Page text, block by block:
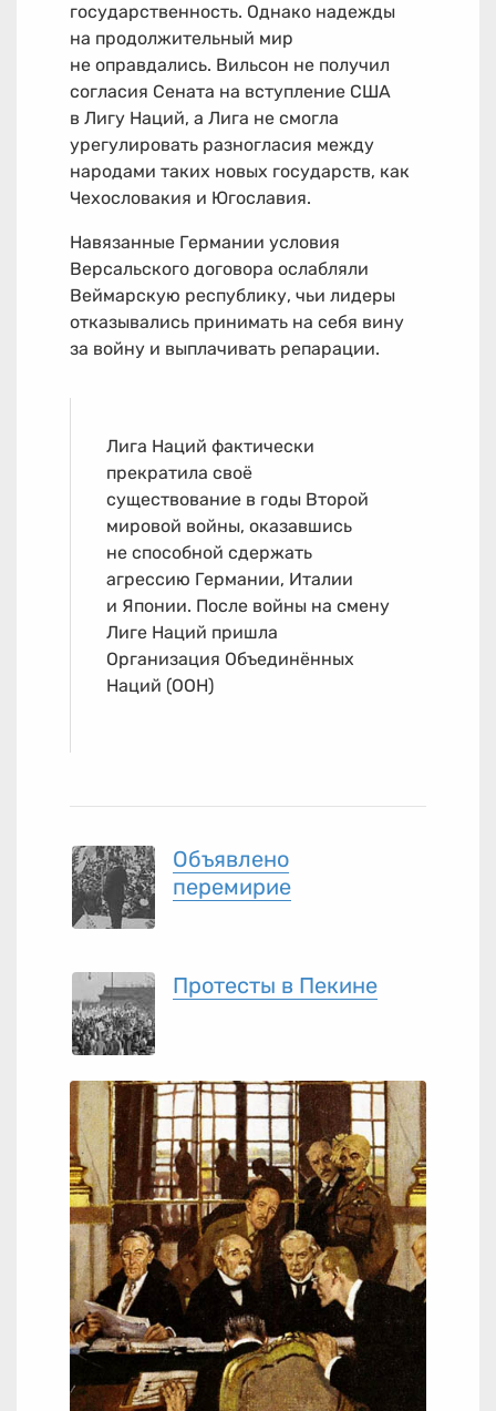
государственность. Однако надежды
на продолжительный мир
не оправдались. Вильсон не получил
согласия Сената на вступление США
в Лигу Наций, а Лига не смогла
урегулировать разногласия между
народами таких новых государств, как
Чехословакия и Югославия.
Навязанные Германии условия
Версальского договора ослабляли
Веймарскую республику, чьи лидеры
отказывались принимать на себя вину
за войну и выплачивать репарации.
Лига Наций фактически
прекратила своё
существование в годы Второй
мировой войны, оказавшись
не способной сдержать
агрессию Германии, Италии
и Японии. После войны на смену
Лиге Наций пришла
Организация Объединённых
Наций (ООН)
Объявлено
перемирие
Протесты в Пекине